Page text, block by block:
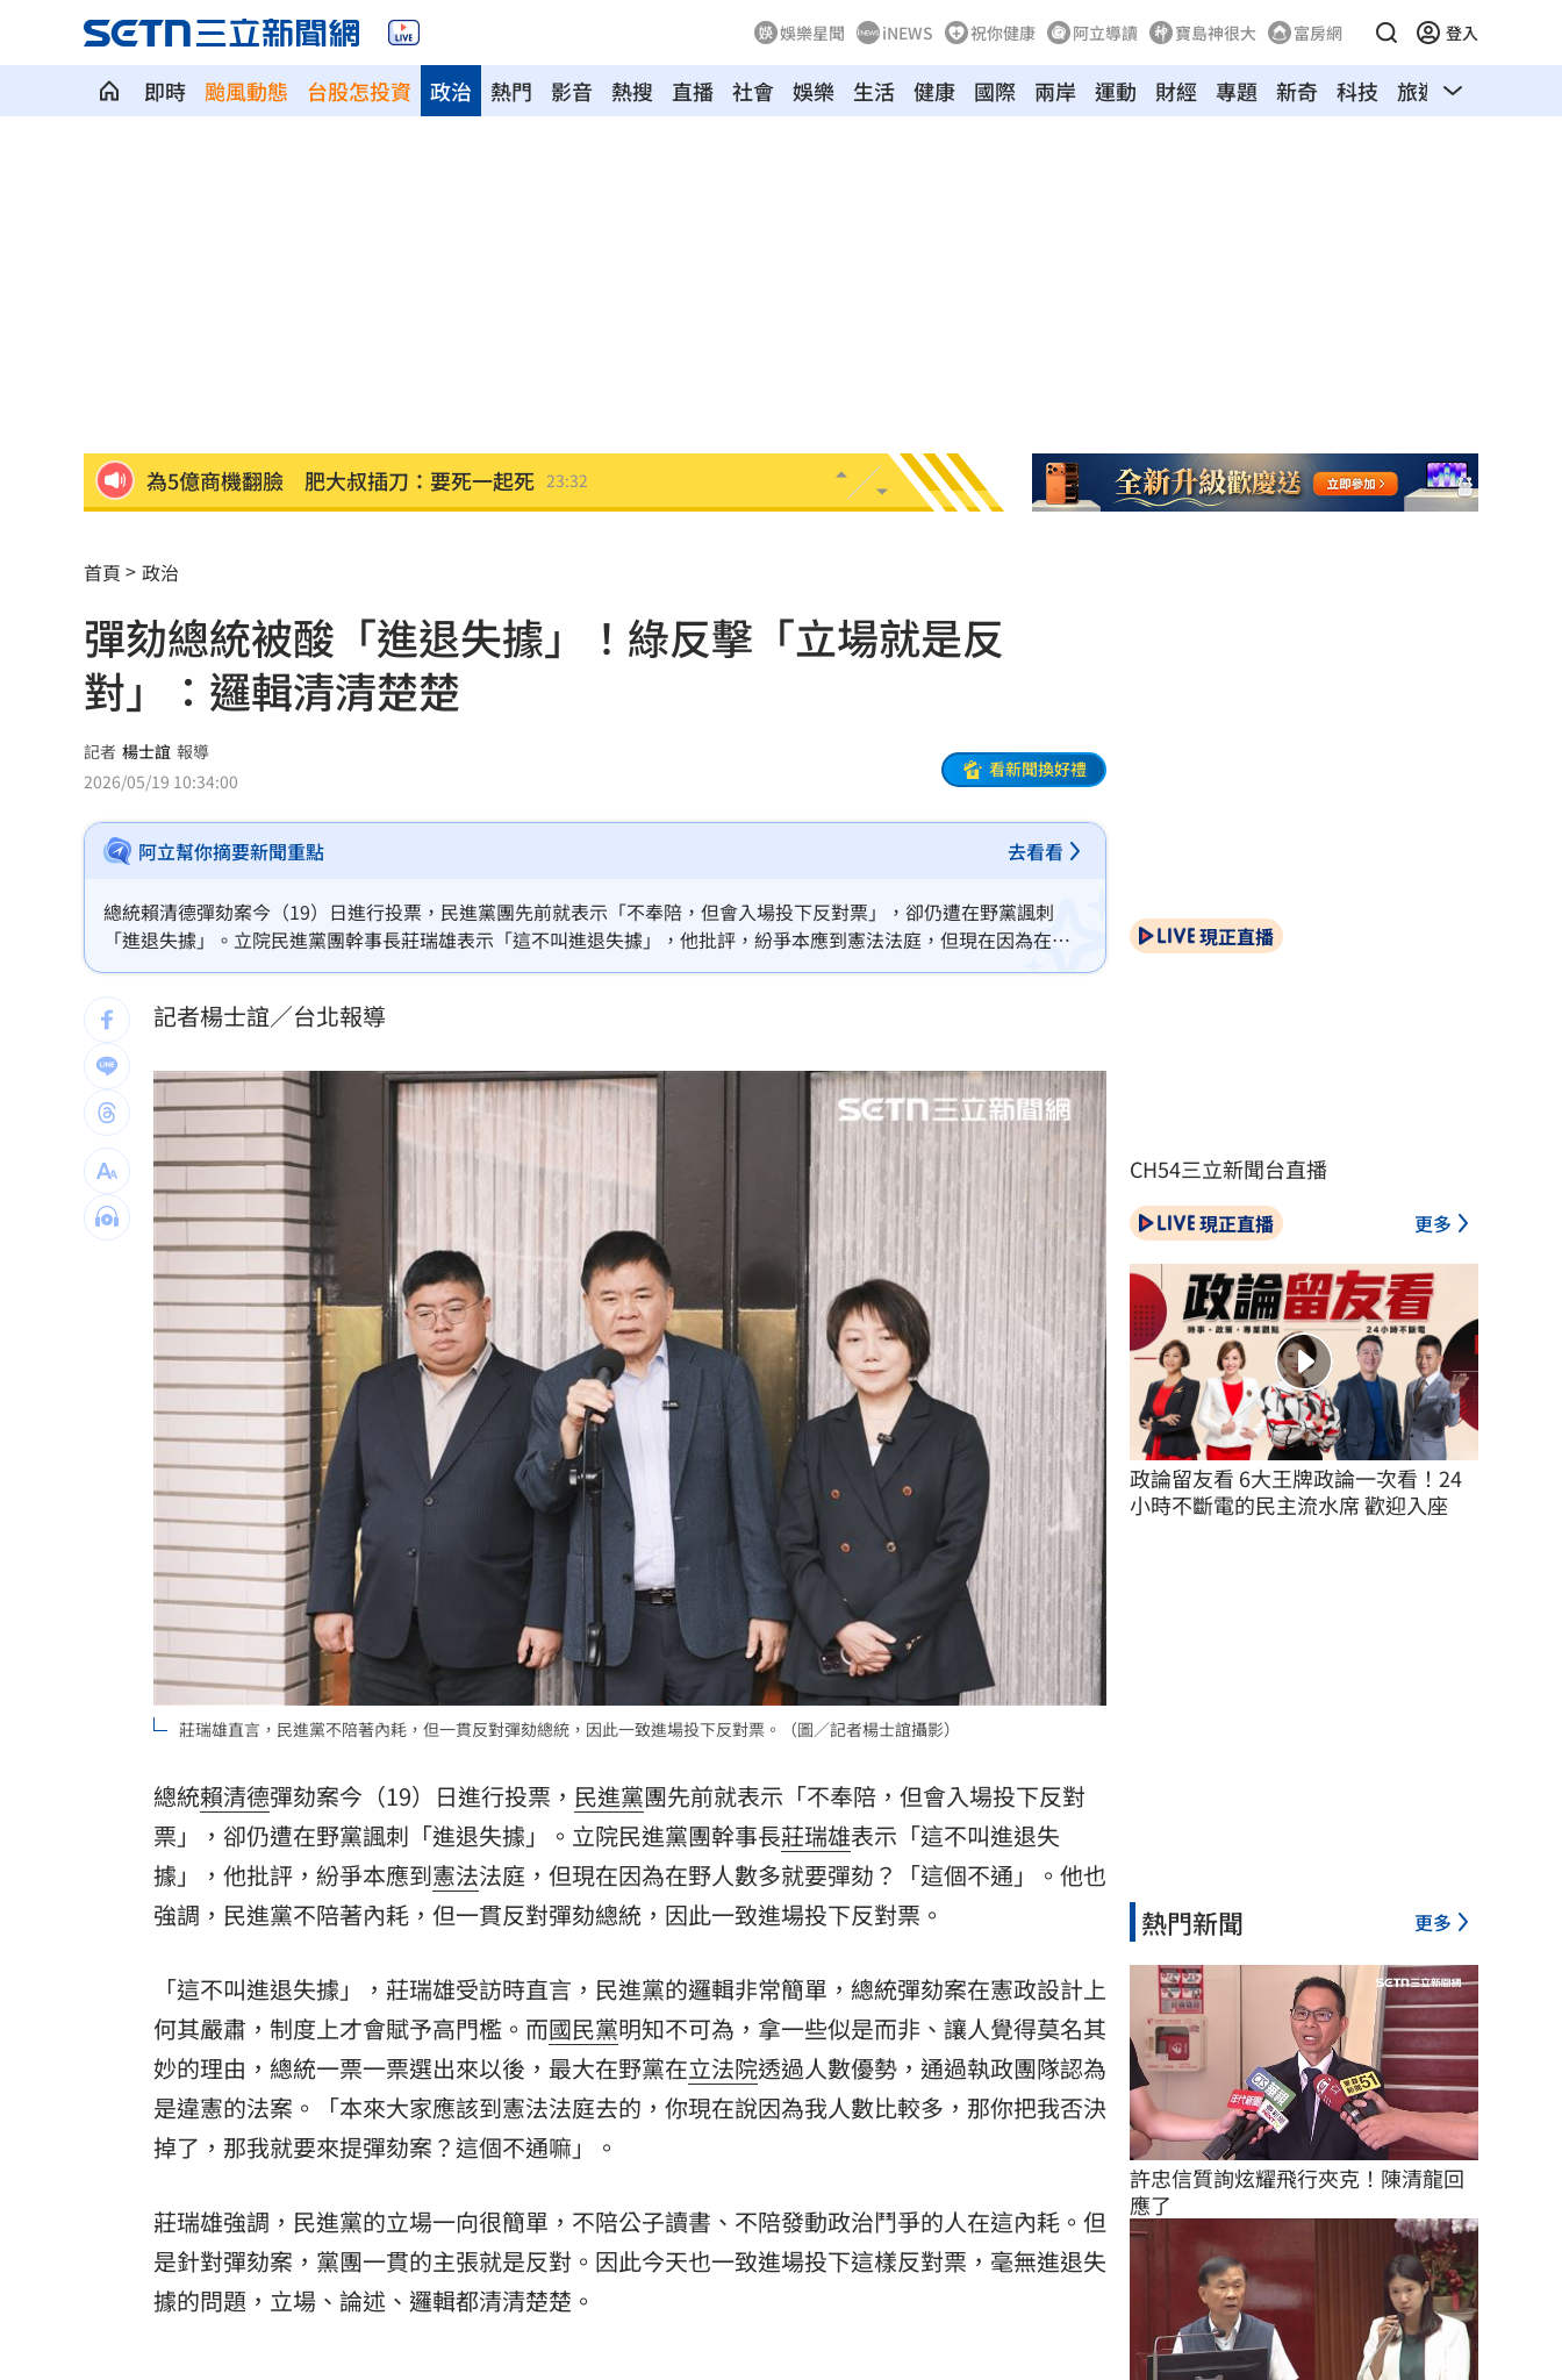
娛樂星聞 iNEWS 祝你健康 阿立導讀 寶島神很大 富房網 登入
即時 颱風動態 台股怎投資 熱門 影音 熱搜 直播
政治 社會 娛樂 生活 健康 國際 兩岸 運動 財經 專題 新奇 科技 旅遊 汽車
為5億商機翻臉 肥大叔插刀：要死一起死
杜金龍點名：「這檔權值股」千萬別長抱
額頭冒出痘痘 女手癢猛摳竟成「病毒疣」
政院每年加碼25.5億元 優化全台商圈夜市 23:17
癌末男缺錢鋌而走險 3D玩具熊夾藏K他命
學霸牙醫槓離職員工 為3萬筆電互告慘勝
俄羅斯蝗害肆虐如末日 網驚：聖經十災
慈濟採購BNT遭詐10億 他：不聽衛福部勸
蔡英文做2件事 黃暐瀚：台東變五五波 23:03
蔣萬安危險了！最新民調沈伯洋僅落後5%
父親節真的快樂嗎？房貸10年暴增逾400萬 22:59
律師勾宗教大師「家族」詐慈濟 僅她交保
富豪遭大義滅親！偷生子竟盜鄰居身份落戶 22:57
台灣彩券開獎直播中
LIVE三立+24小時直播 15:27
三立iNEWS新聞台線上直播 18:00
理想混蛋號召粉絲跨海追星吃美食！ 18:15
首頁 政治
彈劾總統被酸「進退失據」！綠反擊「立場就是反
對」：邏輯清清楚楚
記者 楊士誼 報導
2026/05/19 10:34:00
看新聞換好禮
阿立幫你摘要新聞重點 去看看
總統賴清德彈劾案今（19）日進行投票，民進黨團先前就表示「不奉陪，但會入場投下反對票」，卻仍遭在野黨諷刺
「進退失據」。立院民進黨團幹事長莊瑞雄表示「這不叫進退失據」，他批評，紛爭本應到憲法法庭，但現在因為在野
人數多就要彈劾？「這個不通」。他也強調，民進黨不陪著內耗，但一貫反對彈劾總統，因此一致進場投下反對票。
記者楊士誼／台北報導
莊瑞雄直言，民進黨不陪著內耗，但一貫反對彈劾總統，因此一致進場投下反對票。（圖／記者楊士誼攝影）
總統賴清德彈劾案今（19）日進行投票， 民進黨團先前就表示「不奉陪，但會入場投下反對
票」，卻仍遭在野黨諷刺「進退失據」。立院民進黨團幹事長莊瑞雄表示「這不叫進退失
據」，他批評，紛爭本應到憲法法庭，但現在因為在野人數多就要彈劾？「這個不通」。他也
強調，民進黨不陪著內耗，但一貫反對彈劾總統，因此一致進場投下反對票。
「這不叫進退失據」，莊瑞雄受訪時直言，民進黨的邏輯非常簡單，總統彈劾案在憲政設計上
何其嚴肅，制度上才會賦予高門檻。而國民黨明知不可為，拿一些似是而非、讓人覺得莫名其
妙的理由，總統一票一票選出來以後，最大在野黨在立法院透過人數優勢，通過執政團隊認為
是違憲的法案。「本來大家應該到憲法法庭去的，你現在說因為我人數比較多，那你把我否決
掉了，那我就要來提彈劾案？這個不通嘛」。
莊瑞雄強調，民進黨的立場一向很簡單，不陪公子讀書、不陪發動政治鬥爭的人在這內耗。但
是針對彈劾案，黨團一貫的主張就是反對。因此今天也一致進場投下這樣反對票，毫無進退失
據的問題，立場、論述、邏輯都清清楚楚。
現正直播
CH54三立新聞台直播
現正直播 更多
政論留友看 6大王牌政論一次看！24
小時不斷電的民主流水席 歡迎入座
熱門新聞 更多
許忠信質詢炫耀飛行夾克！陳清龍回
應了